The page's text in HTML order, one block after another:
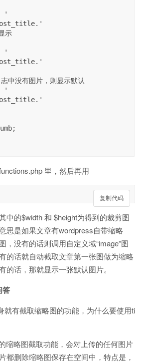
'
示
'
没有图片，则显示默认
'
里，然后再用
复制代码
复制代码
中的$width 和 $height为得到的裁剪图
思是如果文章有wordpress自带缩略
，没有的话则调用自定义域“image”图
的话就自动截取文章第一张图做为缩略
的话，那就显示一张默认图片。
答
就有截取缩略图的功能，为什么要使用ti
缩略图截取功能，会对上传的任何图片
都删除缩略图保存在空间中，特点是，